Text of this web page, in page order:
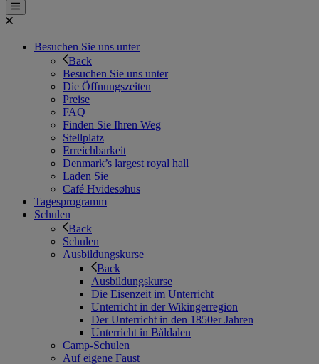
Besuchen Sie uns unter
Back
Besuchen Sie uns unter
Die Öffnungszeiten
Preise
FAQ
Finden Sie Ihren Weg
Stellplatz
Erreichbarkeit
Denmark’s largest royal hall
Laden Sie
Café Hvidesøhus
Tagesprogramm
Schulen
Back
Schulen
Ausbildungskurse
Back
Ausbildungskurse
Die Eisenzeit im Unterricht
Unterricht in der Wikingerregion
Der Unterricht in den 1850er Jahren
Unterricht in Båldalen
Camp-Schulen
Auf eigene Faust